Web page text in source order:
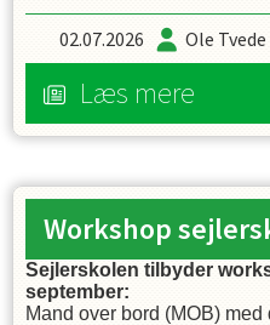
02.07.2026 Ole
Læs mere
Workshop
Sejlerskolen tilbyder
september:
Mand over bord (MOB) med